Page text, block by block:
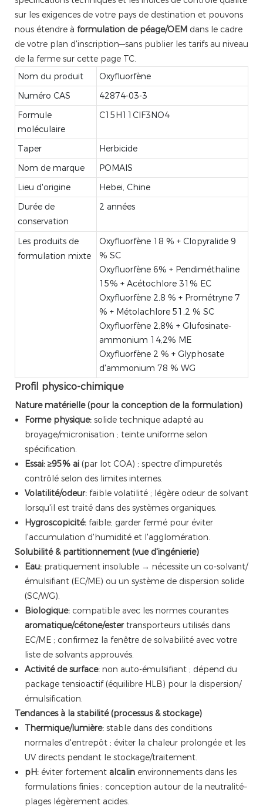
sur les exigences de votre pays de destination et pouvons
nous étendre à formulation de péage/OEM dans le cadre
de votre plan d'inscription—sans publier les tarifs au niveau
de la ferme sur cette page TC.
Nom du produit
Oxyfluorfène
Numéro CAS
42874-03-3
Formule
moléculaire
C15H11ClF3NO4
Taper
Herbicide
Nom de marque
POMAIS
Lieu d'origine
Hebei, Chine
Durée de
conservation
2 années
Les produits de
formulation mixte
Oxyfluorfène 18 % + Clopyralide 9
% SC
Oxyfluorfène 6% + Pendiméthaline
15% + Acétochlore 31% EC
Oxyfluorfène 2,8 % + Prométryne 7
% + Métolachlore 51,2 % SC
Oxyfluorfène 2,8% + Glufosinate-
ammonium 14,2% ME
Oxyfluorfène 2 % + Glyphosate
d'ammonium 78 % WG
Profil physico-chimique
Nature matérielle (pour la conception de la formulation)
Forme physique: solide technique adapté au
broyage/micronisation ; teinte uniforme selon
spécification.
Essai: ≥95% ai (par lot COA) ; spectre d'impuretés
contrôlé selon des limites internes.
Volatilité/odeur: faible volatilité ; légère odeur de solvant
lorsqu'il est traité dans des systèmes organiques.
Hygroscopicité: faible; garder fermé pour éviter
l'accumulation d'humidité et l'agglomération.
Solubilité & partitionnement (vue d'ingénierie)
Eau: pratiquement insoluble → nécessite un co-solvant/
émulsifiant (EC/ME) ou un système de dispersion solide
(SC/WG).
Biologique: compatible avec les normes courantes
aromatique/cétone/estertransporteurs utilisés dans
EC/ME ; confirmez la fenêtre de solvabilité avec votre
liste de solvants approuvés.
Activité de surface: non auto-émulsifiant ; dépend du
package tensioactif (équilibre HLB) pour la dispersion/
émulsification.
Tendances à la stabilité (processus & stockage)
Thermique/lumière: stable dans des conditions
normales d'entrepôt ; éviter la chaleur prolongée et les
UV directs pendant le stockage/traitement.
pH: éviter fortement alcalin environnements dans les
formulations finies ; conception autour de la neutralité–
plages légèrement acides.